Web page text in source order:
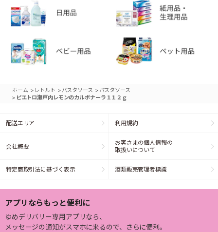
ホーム > レトルト > パスタソース > パスタソース
> ピエトロ瀬戸内レモンのカルボナーラ１１２ｇ
配送エリア 利用規約
会社概要
お客さまの個人情報の
取扱いについて
特定商取引法に基づく表示 酒類販売管理者標識
アプリならもっと便利に
ゆめデリバリー専用アプリなら、
メッセージの通知がスマホに来るので、さらに便利。